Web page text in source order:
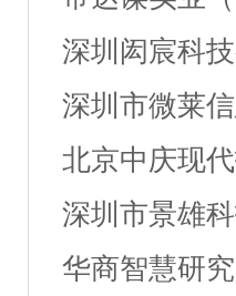
深圳闳宸科
深圳市微莱
北京中庆现
深圳市景雄
华商智慧研